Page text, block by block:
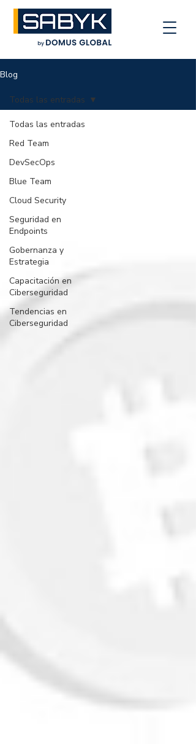
Blog
Todas las entradas
Red Team
DevSecOps
Blue Team
Cloud Security
Seguridad en
Endpoints
Gobernanza y
Estrategia
Capacitación en
Ciberseguridad
Tendencias en
Ciberseguridad
Todas las entradas